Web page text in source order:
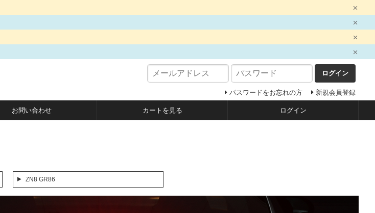
ログイン
パスワードをお忘れの方 新規会員登録
お問い合わせ カートを見る ログイン
ZN8 GR86